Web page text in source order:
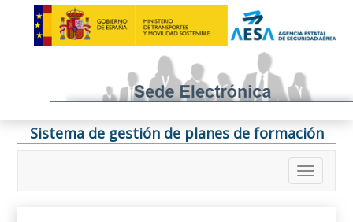
Sistema de gestión de planes de formación